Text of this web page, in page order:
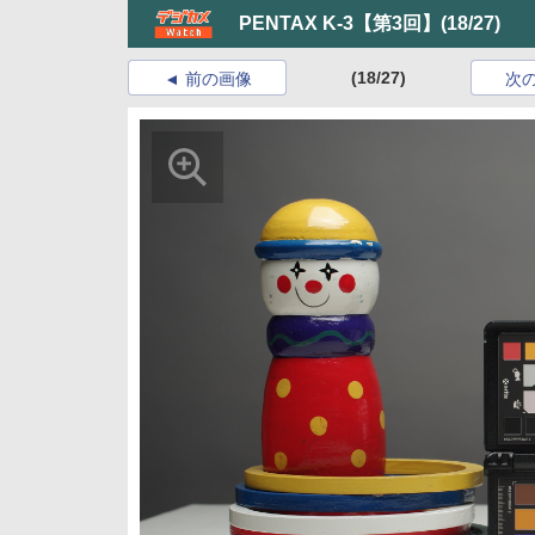
PENTAX K-3【第3回】 (18/27)
前の画像 (18/27) 次